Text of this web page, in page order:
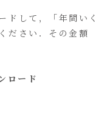
ドして，「年間いく
ださい．その金額
ロード